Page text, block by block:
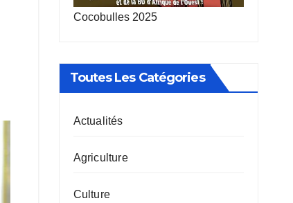
Cocobulles 2025
Toutes Les Catégories
Actualités
Agriculture
Culture